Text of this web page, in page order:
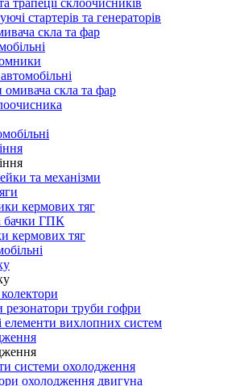
трапеції склоочисників
стартерів та генераторів
скла та фар
скла та фар
та механізми
кермових тяг
бачки ГПК
кермових тяг
труби гофри
вихлопних систем
системи охолодження
охолодження двигуна